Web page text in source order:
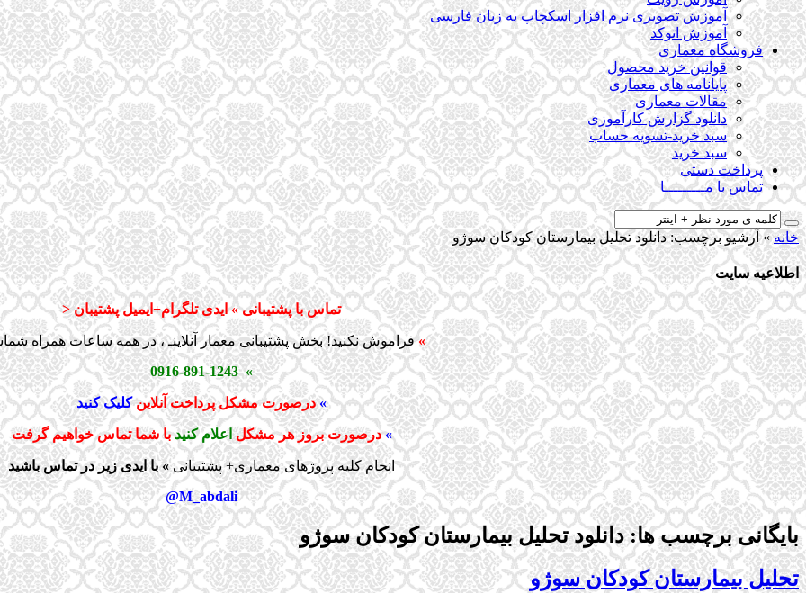
آموزش تصویری نرم افزار اسکچاپ به زبان فارسی
آموزش اتوکد
فروشگاه معماری
قوانین خرید محصول
پایانامه های معماری
مقالات معماری
دانلود گزارش کارآموزی
سبد خرید-تسویه حساب
سبد خرید
پرداخت دستی
تماس با مـــــــــا
خانه»آرشیو برچسب: دانلود تحلیل بیمارستان کودکان سوژو
اطلاعیه سایت
تماس با پشتیبانی » ایدی تلگرام+ایمیل پشتیبان <
» فراموش نکنید! بخش پشتیبانی معمار آنلاینـ ، در همه ساعات همراه
» 0916-891-1243
»درصورت مشکل پرداخت آنلاینکلیک کنید
»درصورت بروز هر مشکل اعلام کنیدبا شما تماس خواهیم گرفت
انجام کلیه پروژهای معماری+ پشتیبانی» با ایدی زیر در تماس باشید
M_abdali@
بایگانی برچسب ها: دانلود تحلیل بیمارستان کودکان سوژو
تحلیل بیمارستان کودکان سوژو